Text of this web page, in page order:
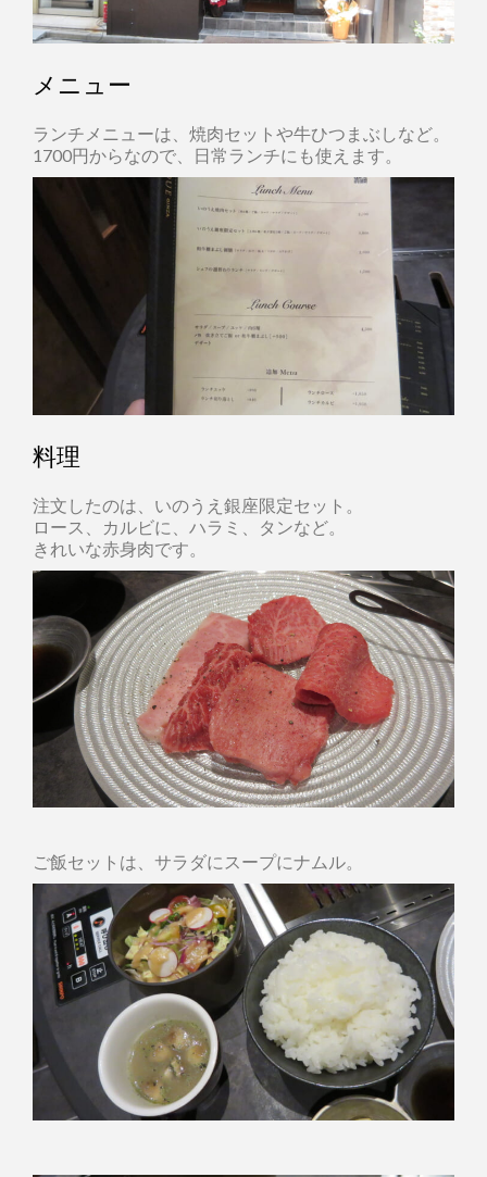
メニュー
ランチメニューは、焼肉セットや牛ひつまぶしなど。
1700円からなので、日常ランチにも使えます。
料理
注文したのは、いのうえ銀座限定セット。
ロース、カルビに、ハラミ、タンなど。
きれいな赤身肉です。
ご飯セットは、サラダにスープにナムル。